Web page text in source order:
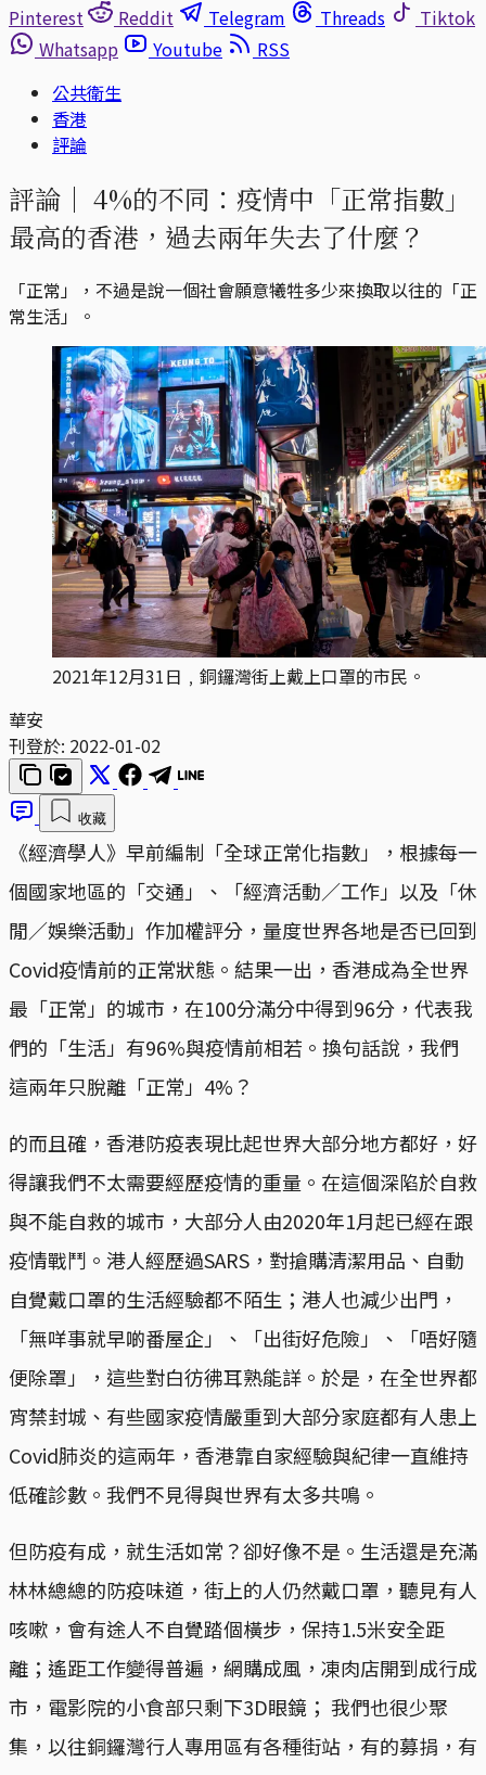
Pinterest
Reddit Telegram Threads
Tiktok
Whatsapp
Youtube
RSS
公共衛生
香港
評論
評論｜ 4%的不同：疫情中「正常指數」
最高的香港，過去兩年失去了什麼？
「正常」，不過是說一個社會願意犧牲多少來換取以往的「正
常生活」。
2021年12月31日﹐銅鑼灣街上戴上口罩的市民。
華安
刊登於: 2022-01-02
收藏
《經濟學人》早前編制「全球正常化指數」，根據每一
個國家地區的「交通」、「經濟活動／工作」以及「休
閒／娛樂活動」作加權評分，量度世界各地是否已回到
Covid疫情前的正常狀態。結果一出，香港成為全世界
最「正常」的城市，在100分滿分中得到96分，代表我
們的「生活」有96%與疫情前相若。換句話說，我們
這兩年只脫離「正常」4%？
的而且確，香港防疫表現比起世界大部分地方都好，好
得讓我們不太需要經歷疫情的重量。在這個深陷於自救
與不能自救的城市，大部分人由2020年1月起已經在跟
疫情戰鬥。港人經歷過SARS，對搶購清潔用品、自動
自覺戴口罩的生活經驗都不陌生；港人也減少出門，
「無咩事就早啲番屋企」、「出街好危險」、「唔好隨
便除罩」，這些對白彷彿耳熟能詳。於是，在全世界都
宵禁封城、有些國家疫情嚴重到大部分家庭都有人患上
Covid肺炎的這兩年，香港靠自家經驗與紀律一直維持
低確診數。我們不見得與世界有太多共鳴。
但防疫有成，就生活如常？卻好像不是。生活還是充滿
林林總總的防疫味道，街上的人仍然戴口罩，聽見有人
咳嗽，會有途人不自覺踏個橫步，保持1.5米安全距
離；遙距工作變得普遍，網購成風，凍肉店開到成行成
市，電影院的小食部只剩下3D眼鏡； 我們也很少聚
集，以往銅鑼灣行人專用區有各種街站，有的募捐，有